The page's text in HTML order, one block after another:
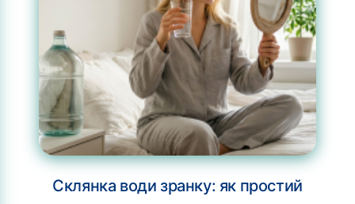
Склянка води зранку: як простий